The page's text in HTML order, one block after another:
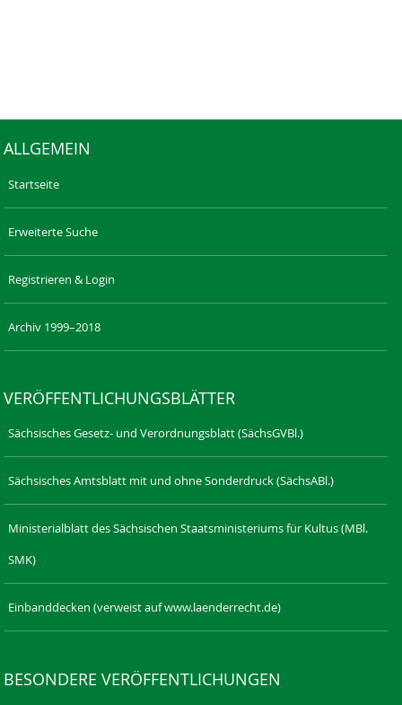
ALLGEMEIN
Startseite
Erweiterte Suche
Registrieren & Login
Archiv 1999–2018
VERÖFFENTLICHUNGSBLÄTTER
Sächsisches Gesetz- und Verordnungsblatt (SächsGVBl.)
Sächsisches Amtsblatt mit und ohne Sonderdruck (SächsABl.)
Ministerialblatt des Sächsischen Staatsministeriums für Kultus (MBl.
SMK)
Einbanddecken (verweist auf www.laenderrecht.de)
BESONDERE VERÖFFENTLICHUNGEN